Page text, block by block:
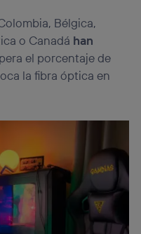
Bélgica,
o Canadá han
el porcentaje de
la fibra óptica en